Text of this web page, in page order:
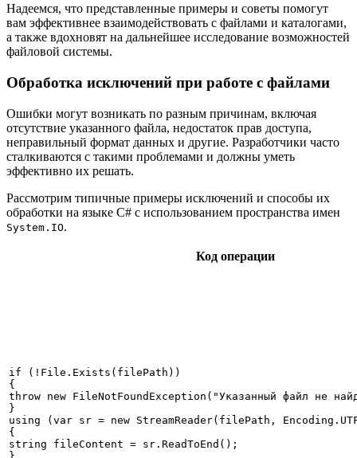
Надеемся, что представленные примеры и советы помогут
вам эффективнее взаимодействовать с файлами и каталогами,
а также вдохновят на дальнейшее исследование возможностей
файловой системы.
Обработка исключений при работе с файлами
Ошибки могут возникать по разным причинам, включая
отсутствие указанного файла, недостаток прав доступа,
неправильный формат данных и другие. Разработчики часто
сталкиваются с такими проблемами и должны уметь
эффективно их решать.
Рассмотрим типичные примеры исключений и способы их
обработки на языке C# с использованием пространства имен
System.IO.
Код операции
if (!File.Exists(filePath))
{
throw new FileNotFoundException("Указанный файл не
}
using (var sr = new StreamReader(filePath,
{
string fileContent = sr.ReadToEnd();